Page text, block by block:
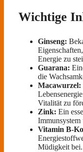
Wichtige
Ginseng:
Energie zu
Guarana:
die
Macawurzel:
Vitalität zu
Zink: Ein
Immunsystem
Vitamin B-
Müdigkeit bei.